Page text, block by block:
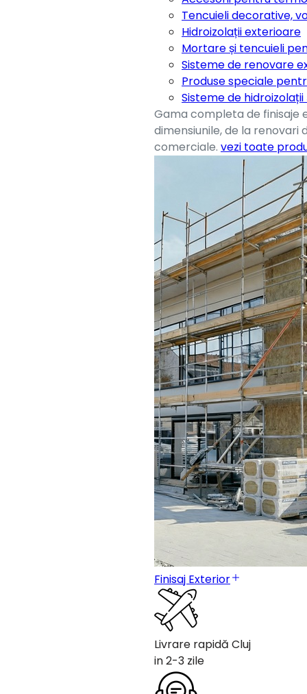
Tencuieli decorative,
Hidroizolații exterioare
Mortare și tencuieli
Sisteme de renovare
Produse speciale
Sisteme de
Gama completa de
dimensiunile, de la
comerciale. vezi toate
Finisaj Exterior
Livrare rapidă Cluj
in 2-3 zile